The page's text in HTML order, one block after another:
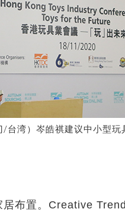
台湾）岑皓祺建议中小型玩
布置。Creative